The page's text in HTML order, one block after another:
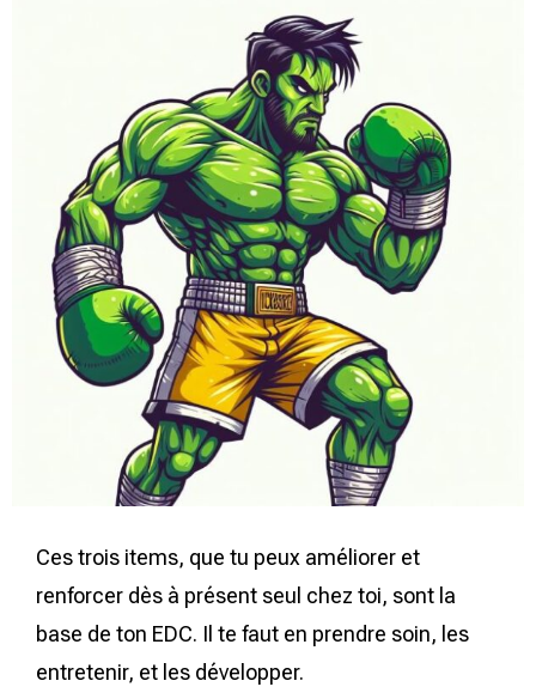
Ces trois items, que tu peux améliorer et
renforcer dès à présent seul chez toi, sont la
base de ton EDC. Il te faut en prendre soin, les
entretenir, et les développer.